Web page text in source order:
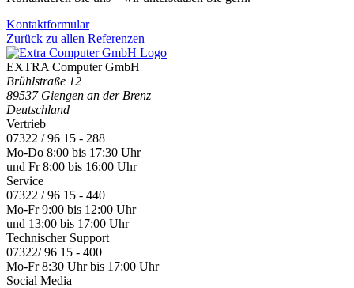
Kontaktformular
Zurück zu allen Referenzen
EXTRA Computer GmbH
Brühlstraße 12
89537 Giengen an der Brenz
Deutschland
Vertrieb
07322 / 96 15 - 288
Mo-Do 8:00 bis 17:30 Uhr
und Fr 8:00 bis 16:00 Uhr
Service
07322 / 96 15 - 440
Mo-Fr 9:00 bis 12:00 Uhr
und 13:00 bis 17:00 Uhr
Technischer Support
07322/ 96 15 - 400
Mo-Fr 8:30 Uhr bis 17:00 Uhr
Social Media